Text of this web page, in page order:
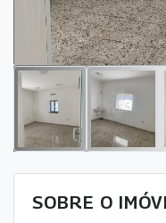
SOBRE O